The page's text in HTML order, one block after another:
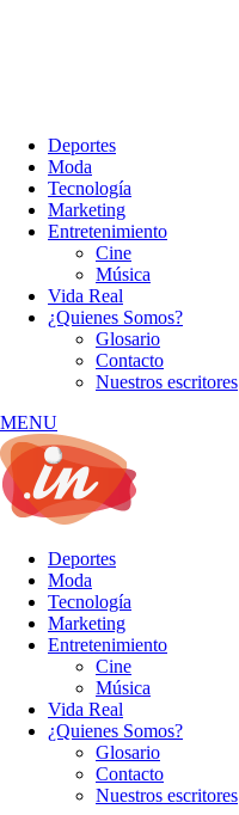
Deportes
Moda
Tecnología
Marketing
Entretenimiento
Cine
Música
Vida Real
¿Quienes Somos?
Glosario
Contacto
Nuestros escritores
MENU
Deportes
Moda
Tecnología
Marketing
Entretenimiento
Cine
Música
Vida Real
¿Quienes Somos?
Glosario
Contacto
Nuestros escritores